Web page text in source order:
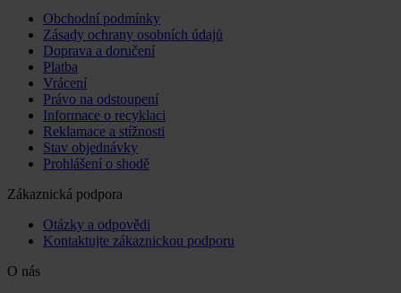
Obchodní podmínky
Zásady ochrany osobních údajů
Doprava a doručení
Platba
Vrácení
Právo na odstoupení
Informace o recyklaci
Reklamace a stížnosti
Stav objednávky
Prohlášení o shodě
Zákaznická podpora
Otázky a odpovědi
Kontaktujte zákaznickou podporu
O nás